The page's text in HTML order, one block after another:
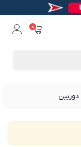
0
دوربین